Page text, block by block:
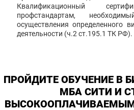
Квалификационный
профстандартам,
осуществления определенного
деятельности (ч.2 ст.195.1 ТК РФ).
ПРОЙДИТЕ ОБУЧЕНИЕ В
МБА СИТИ И